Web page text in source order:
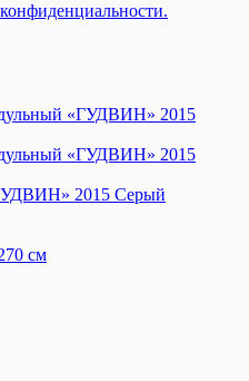
конфиденциальности.
2015 Серый
см